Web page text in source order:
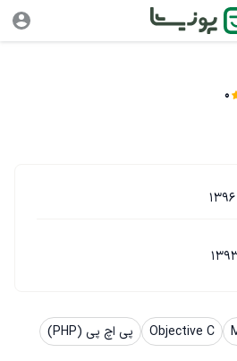
0
Objective C
پی اچ پی (PHP)